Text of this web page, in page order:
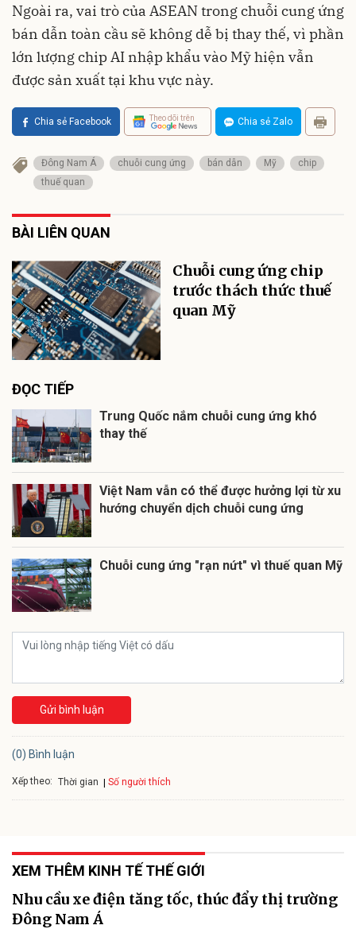
Ngoài ra, vai trò của ASEAN trong chuỗi cung ứng
bán dẫn toàn cầu sẽ không dễ bị thay thế, vì phần
lớn lượng chip AI nhập khẩu vào Mỹ hiện vẫn
được sản xuất tại khu vực này.
Chia sẻ Facebook Theo dõi trên Chia sẻ Zalo
Đông Nam Á chuỗi cung ứng bán dẫn Mỹ
chip
thuế quan
BÀI LIÊN QUAN
Chuỗi cung ứng chip
trước thách thức thuế
quan Mỹ
ĐỌC TIẾP
Trung Quốc nắm chuỗi cung ứng khó
thay thế
Việt Nam vẫn có thể được hưởng lợi từ xu
hướng chuyển dịch chuỗi cung ứng
Chuỗi cung ứng "rạn nứt" vì thuế quan Mỹ
Gửi bình luận
(0) Bình luận
Xếp theo: Thời gian Số người thích
XEM THÊM KINH TẾ THẾ GIỚI
Nhu cầu xe điện tăng tốc, thúc đẩy thị trường
Đông Nam Á